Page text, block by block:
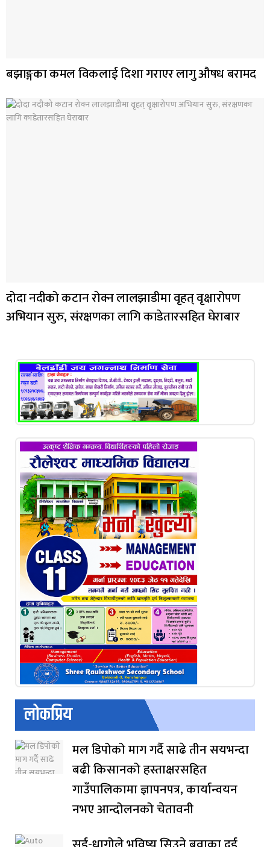
बझाङ्गका कमल विकलाई दिशा गराएर लागु औषध बरामद
दोदा नदीको कटान रोक्न लालझाडीमा वृहत् वृक्षारोपण
अभियान सुरु, संरक्षणका लागि काडेतारसहित घेराबार
लोकप्रिय
मल डिपोको माग गर्दै साढे तीन सयभन्दा
बढी किसानको हस्ताक्षरसहित
गाउँपालिकामा ज्ञापनपत्र, कार्यान्वयन
नभए आन्दोलनको चेतावनी